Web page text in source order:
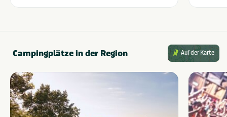
Campingplätze in der Region Auf der Karte